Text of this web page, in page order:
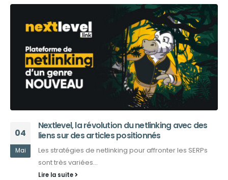
04
Mai
Nextlevel, la révolution du netlinking avec des
liens sur des articles positionnés
Les stratégies de netlinking pour affronter les SERPs
sont très variées...
Lire la suite